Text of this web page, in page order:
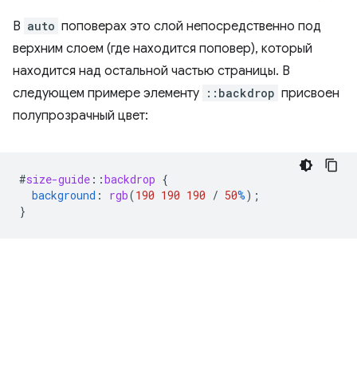
В auto поповерах это слой непосредственно под
верхним слоем (где находится поповер), который
находится над остальной частью страницы. В
следующем примере элементу ::backdrop присвоен
полупрозрачный цвет:
#size-guide ::backdrop {
background : rgb(190 190 190 / 50%);
}